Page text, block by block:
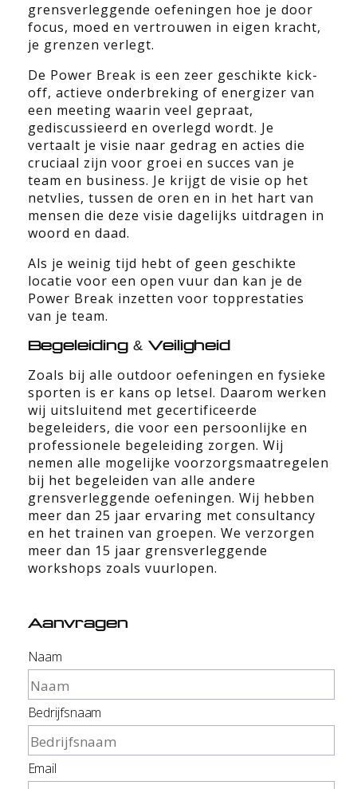
grensverleggende oefeningen hoe je door
focus, moed en vertrouwen in eigen kracht,
je grenzen verlegt.
De Power Break is een zeer geschikte kick-
off, actieve onderbreking of energizer van
een meeting waarin veel gepraat,
gediscussieerd en overlegd wordt. Je
vertaalt je visie naar gedrag en acties die
cruciaal zijn voor groei en succes van je
team en business. Je krijgt de visie op het
netvlies, tussen de oren en in het hart van
mensen die deze visie dagelijks uitdragen in
woord en daad.
Als je weinig tijd hebt of geen geschikte
locatie voor een open vuur dan kan je de
Power Break inzetten voor topprestaties
van je team.
Begeleiding & Veiligheid
Zoals bij alle outdoor oefeningen en fysieke
sporten is er kans op letsel. Daarom werken
wij uitsluitend met gecertificeerde
begeleiders, die voor een persoonlijke en
professionele begeleiding zorgen. Wij
nemen alle mogelijke voorzorgsmaatregelen
bij het begeleiden van alle andere
grensverleggende oefeningen. Wij hebben
meer dan 25 jaar ervaring met consultancy
en het trainen van groepen. We verzorgen
meer dan 15 jaar grensverleggende
workshops zoals vuurlopen.
Aanvragen
Naam
Bedrijfsnaam
Email